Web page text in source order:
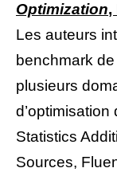
Optimization,
Les auteurs
benchmark
plusieurs
Statistics
Sources,